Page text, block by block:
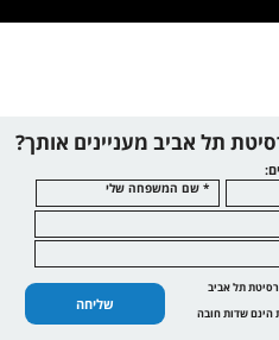
תל אביב מעניינים אותך?
* שם המשפחה שלי
תל אביב
שליחה
הינם שדות חובה